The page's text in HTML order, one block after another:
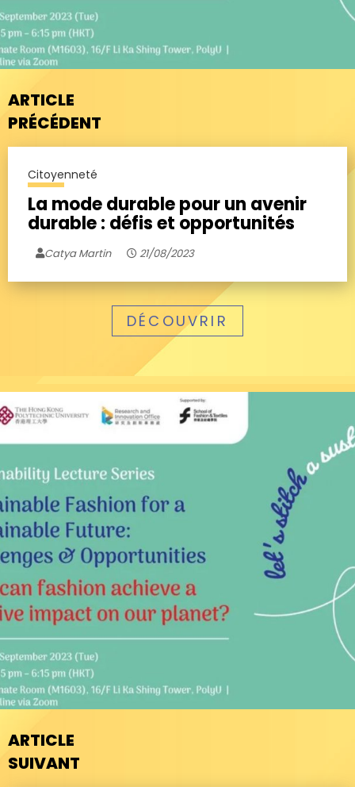
ARTICLE
PRÉCÉDENT
Citoyenneté
La mode durable pour un avenir
durable : défis et opportunités
Catya Martin 21/08/2023
DÉCOUVRIR
ARTICLE
SUIVANT